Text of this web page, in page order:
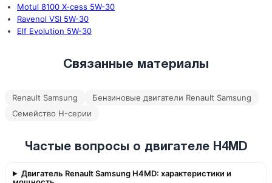
Motul 8100 X-cess 5W-30
Ravenol VSI 5W-30
Elf Evolution 5W-30
Связанные материалы
Renault Samsung
Бензиновые двигатели Renault Samsung
Семейство H-серии
Частые вопросы о двигателе H4MD
Двигатель Renault Samsung H4MD: характеристики и